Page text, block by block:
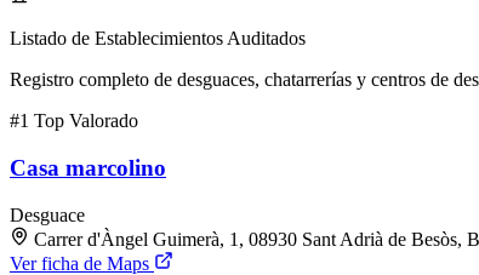
Listado de Establecimientos Auditados
Registro completo de desguaces, chatarrerías y centros de
#1 Top Valorado
Casa marcolino
Desguace
Carrer d'Àngel Guimerà, 1, 08930 Sant Adrià de Besòs,
Ver ficha de Maps